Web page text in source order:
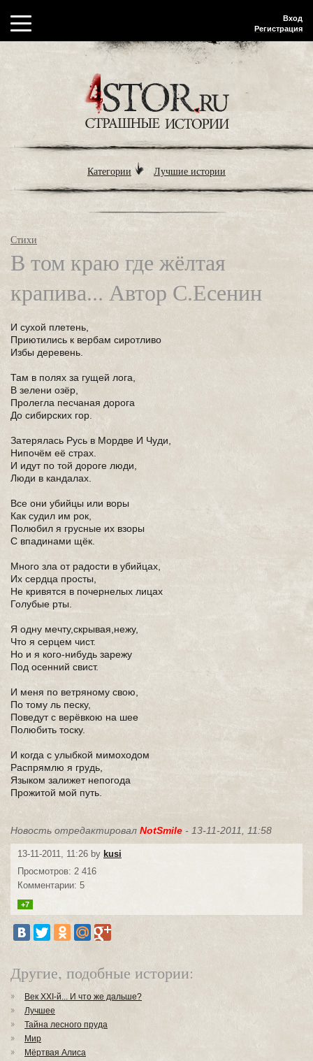
Вход
Регистрация
Категории Лучшие истории
Стихи
В том краю где жёлтая
крапива... Автор С.Есенин
И сухой плетень,
Приютились к вербам сиротливо
Избы деревень.
Там в полях за гущей лога,
В зелени озёр,
Пролегла песчаная дорога
До сибирских гор.
Затерялась Русь в Мордве И Чуди,
Нипочём её страх.
И идут по той дороге люди,
Люди в кандалах.
Все они убийцы или воры
Как судил им рок,
Полюбил я грусные их взоры
С впадинами щёк.
Много зла от радости в убийцах,
Их сердца просты,
Не кривятся в почернелых лицах
Голубые рты.
Я одну мечту,скрывая,нежу,
Что я серцем чист.
Но и я кого-нибудь зарежу
Под осенний свист.
И меня по ветряному свою,
По тому ль песку,
Поведут с верёвкою на шее
Полюбить тоску.
И когда с улыбкой мимоходом
Распрямлю я грудь,
Языком залижет непогода
Прожитой мой путь.
Новость отредактировал NotSmile - 13-11-2011, 11:58
13-11-2011, 11:26 by kusi
Просмотров: 2 416
Комментарии: 5
+7
Другие, подобные истории:
Век XXI-й... И что же дальше?
Лучшее
Тайна лесного пруда
Мир
Мёртвая Алиса